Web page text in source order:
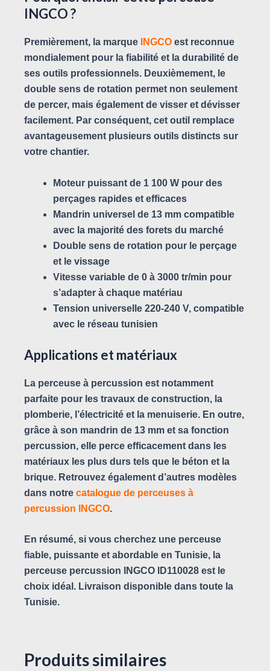
INGCO ?
Premièrement, la marque INGCO est reconnue
mondialement pour la fiabilité et la durabilité de
ses outils professionnels. Deuxièmement, le
double sens de rotation permet non seulement
de percer, mais également de visser et dévisser
facilement. Par conséquent, cet outil remplace
avantageusement plusieurs outils distincts sur
votre chantier.
Moteur puissant de 1 100 W pour des
perçages rapides et efficaces
Mandrin universel de 13 mm compatible
avec la majorité des forets du marché
Double sens de rotation pour le perçage
et le vissage
Vitesse variable de 0 à 3000 tr/min pour
s’adapter à chaque matériau
Tension universelle 220-240 V, compatible
avec le réseau tunisien
Applications et matériaux
La perceuse à percussion est notamment
parfaite pour les travaux de construction, la
plomberie, l’électricité et la menuiserie. En outre,
grâce à son mandrin de 13 mm et sa fonction
percussion, elle perce efficacement dans les
matériaux les plus durs tels que le béton et la
brique. Retrouvez également d’autres modèles
dans notre catalogue de perceuses à
percussion INGCO.
En résumé, si vous cherchez une perceuse
fiable, puissante et abordable en Tunisie, la
perceuse percussion INGCO ID110028 est le
choix idéal. Livraison disponible dans toute la
Tunisie.
Produits similaires